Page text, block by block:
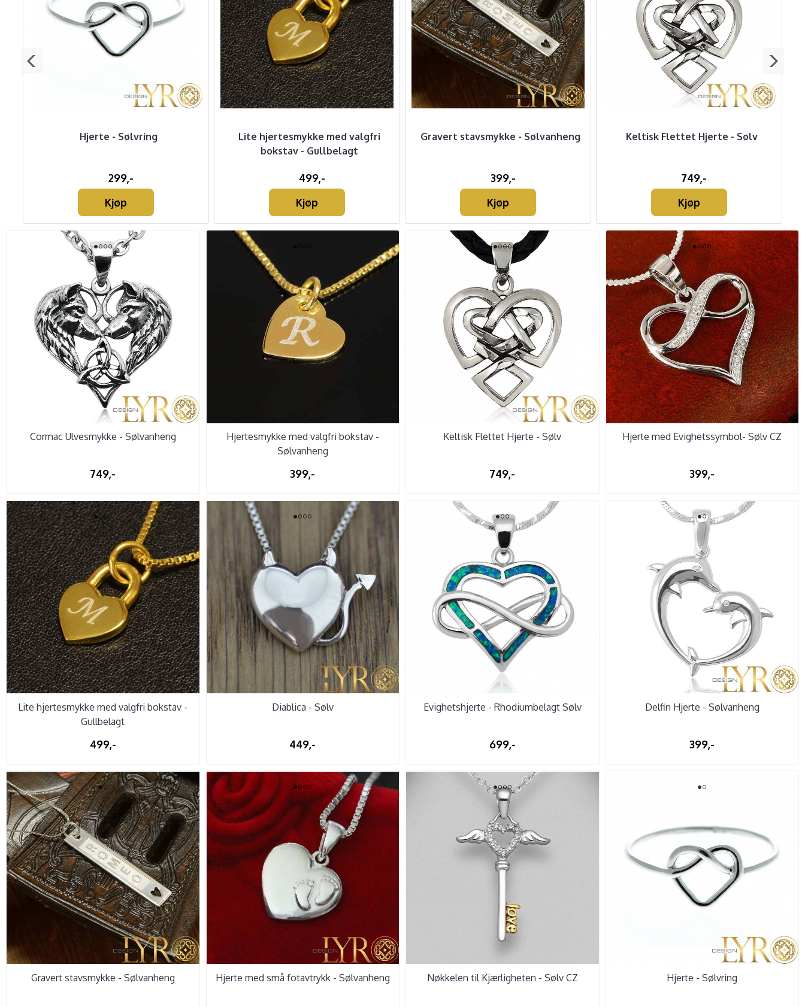
Hjerte - Sølvring
299,-
Kjøp
Lite hjertesmykke med valgfri
bokstav - Gullbelagt
499,-
Kjøp
Gravert stavsmykke - Sølvanheng
399,-
Kjøp
Keltisk Flettet Hjerte - Sølv
749,-
Kjøp
Cormac Ulvesmykke - Sølvanheng
749,-
Hjertesmykke med valgfri bokstav -
Sølvanheng
399,-
Keltisk Flettet Hjerte - Sølv
749,-
Hjerte med Evighetssymbol- Sølv CZ
399,-
Lite hjertesmykke med valgfri bokstav -
Gullbelagt
499,-
Diablica - Sølv
449,-
Evighetshjerte - Rhodiumbelagt Sølv
699,-
Delfin Hjerte - Sølvanheng
399,-
Gravert stavsmykke - Sølvanheng Hjerte med små fotavtrykk - Sølvanheng Nøkkelen til Kjærligheten - Sølv CZ Hjerte - Sølvring